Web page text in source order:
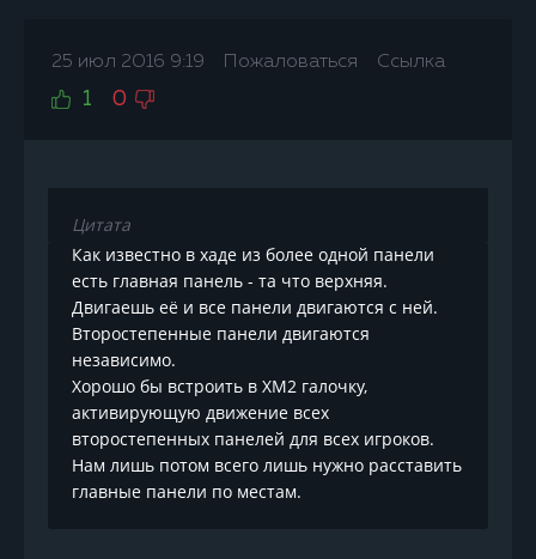
25 июл 2016 9:19 Пожаловаться Ссылка
1 0
Цитата
Как известно в хаде из более одной панели
есть главная панель - та что верхняя.
Двигаешь её и все панели двигаются с ней.
Второстепенные панели двигаются
независимо.
Хорошо бы встроить в ХМ2 галочку,
активирующую движение всех
второстепенных панелей для всех игроков.
Нам лишь потом всего лишь нужно расставить
главные панели по местам.